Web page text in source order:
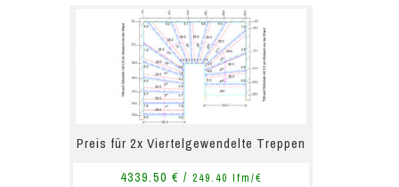
Preis für 2x Viertelgewendelte Treppen
4339.50 € / 249.40 lfm/€